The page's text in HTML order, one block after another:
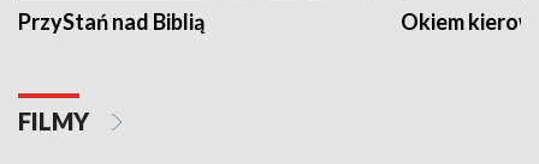
PrzyStań nad Biblią Okiem
FILMY